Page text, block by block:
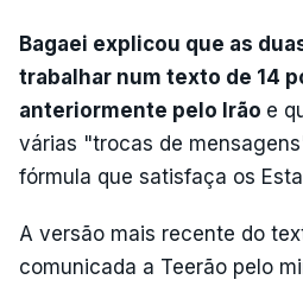
Bagaei explicou que as
trabalhar num texto de 14
anteriormente pelo Irão e
várias "trocas de
fórmula que satisfaça os
A versão mais recente do
comunicada a Teerão pelo